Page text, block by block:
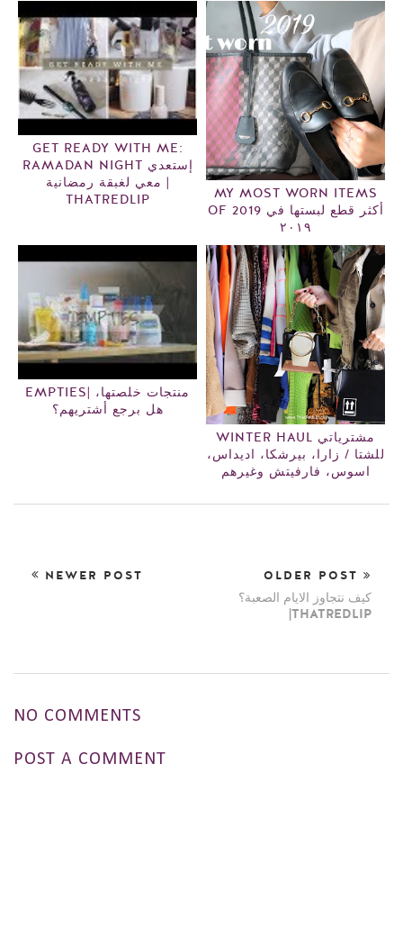
GET READY WITH ME:
RAMADAN NIGHT إستعدي
معي لغبقة رمضانية |
THATREDLIP
MY MOST WORN ITEMS
OF 2019 أكثر قطع لبستها في
٢٠١٩
EMPTIES| منتجات خلصتها،
هل برجع أشتريهم؟
WINTER HAUL مشترياتي
للشتا / زارا، بيرشكا، اديداس،
اسوس، فارفيتش وغيرهم
NEWER POST OLDER POST
كيف نتجاوز الايام الصعبة؟
|THATREDLIP
NO COMMENTS
POST A COMMENT